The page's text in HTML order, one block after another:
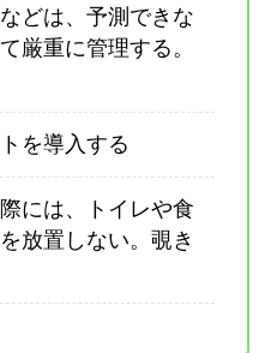
どは、予測できな
厳重に管理する。
を導入する
には、トイレや食
放置しない。覗き